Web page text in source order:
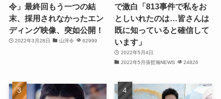
(31)
令」最終回もう一つの結
末、採用されなかったエン
ディング映像、突如公開！
2022年3月28日 山河令 62999
で激白「813事件で私をお
としいれたのは…皆さんは
既に知っていると確信して
います」
2022年5月4日
2022年5月張哲瀚NEWS
24826